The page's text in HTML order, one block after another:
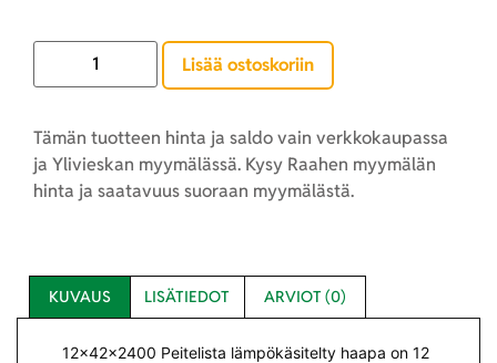
Lisää ostoskoriin
Tämän tuotteen hinta ja saldo vain verkkokaupassa
ja Ylivieskan myymälässä. Kysy Raahen myymälän
hinta ja saatavuus suoraan myymälästä.
KUVAUS LISÄTIEDOT ARVIOT (0)
12x42x2400 Peitelista lämpökäsitelty haapa on 12